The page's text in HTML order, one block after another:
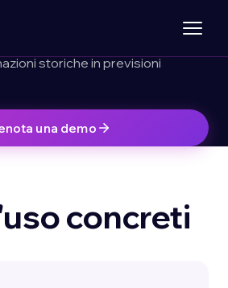
su Misura
costruiti sui tuoi dati per
storiche in previsioni
una demo
concreti